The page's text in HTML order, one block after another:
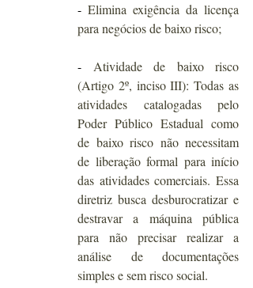
- Elimina exigência da licença
para negócios de baixo risco;
- Atividade de baixo risco
(Artigo 2º, inciso III): Todas as
atividades catalogadas pelo
Poder Público Estadual como
de baixo risco não necessitam
de liberação formal para início
das atividades comerciais. Essa
diretriz busca desburocratizar e
destravar a máquina pública
para não precisar realizar a
análise de documentações
simples e sem risco social.